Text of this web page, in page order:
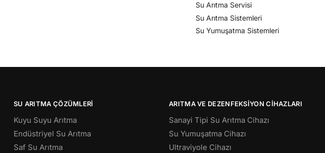
Su Arıtma Servisi
Su Arıtma Sistemleri
Su Yumuşatma Sistemleri
SU ARITMA ÇÖZÜMLERI
Kuyu Suyu Arıtma
Endüstriyel Su Arıtma
Saf Su Arıtma
ARITMA VE DEZENFEKSIYON CIHAZLARI
Sanayi Tipi Su Arıtma Cihazı
Su Yumuşatma Cihazı
Ultraviyole Cihazı